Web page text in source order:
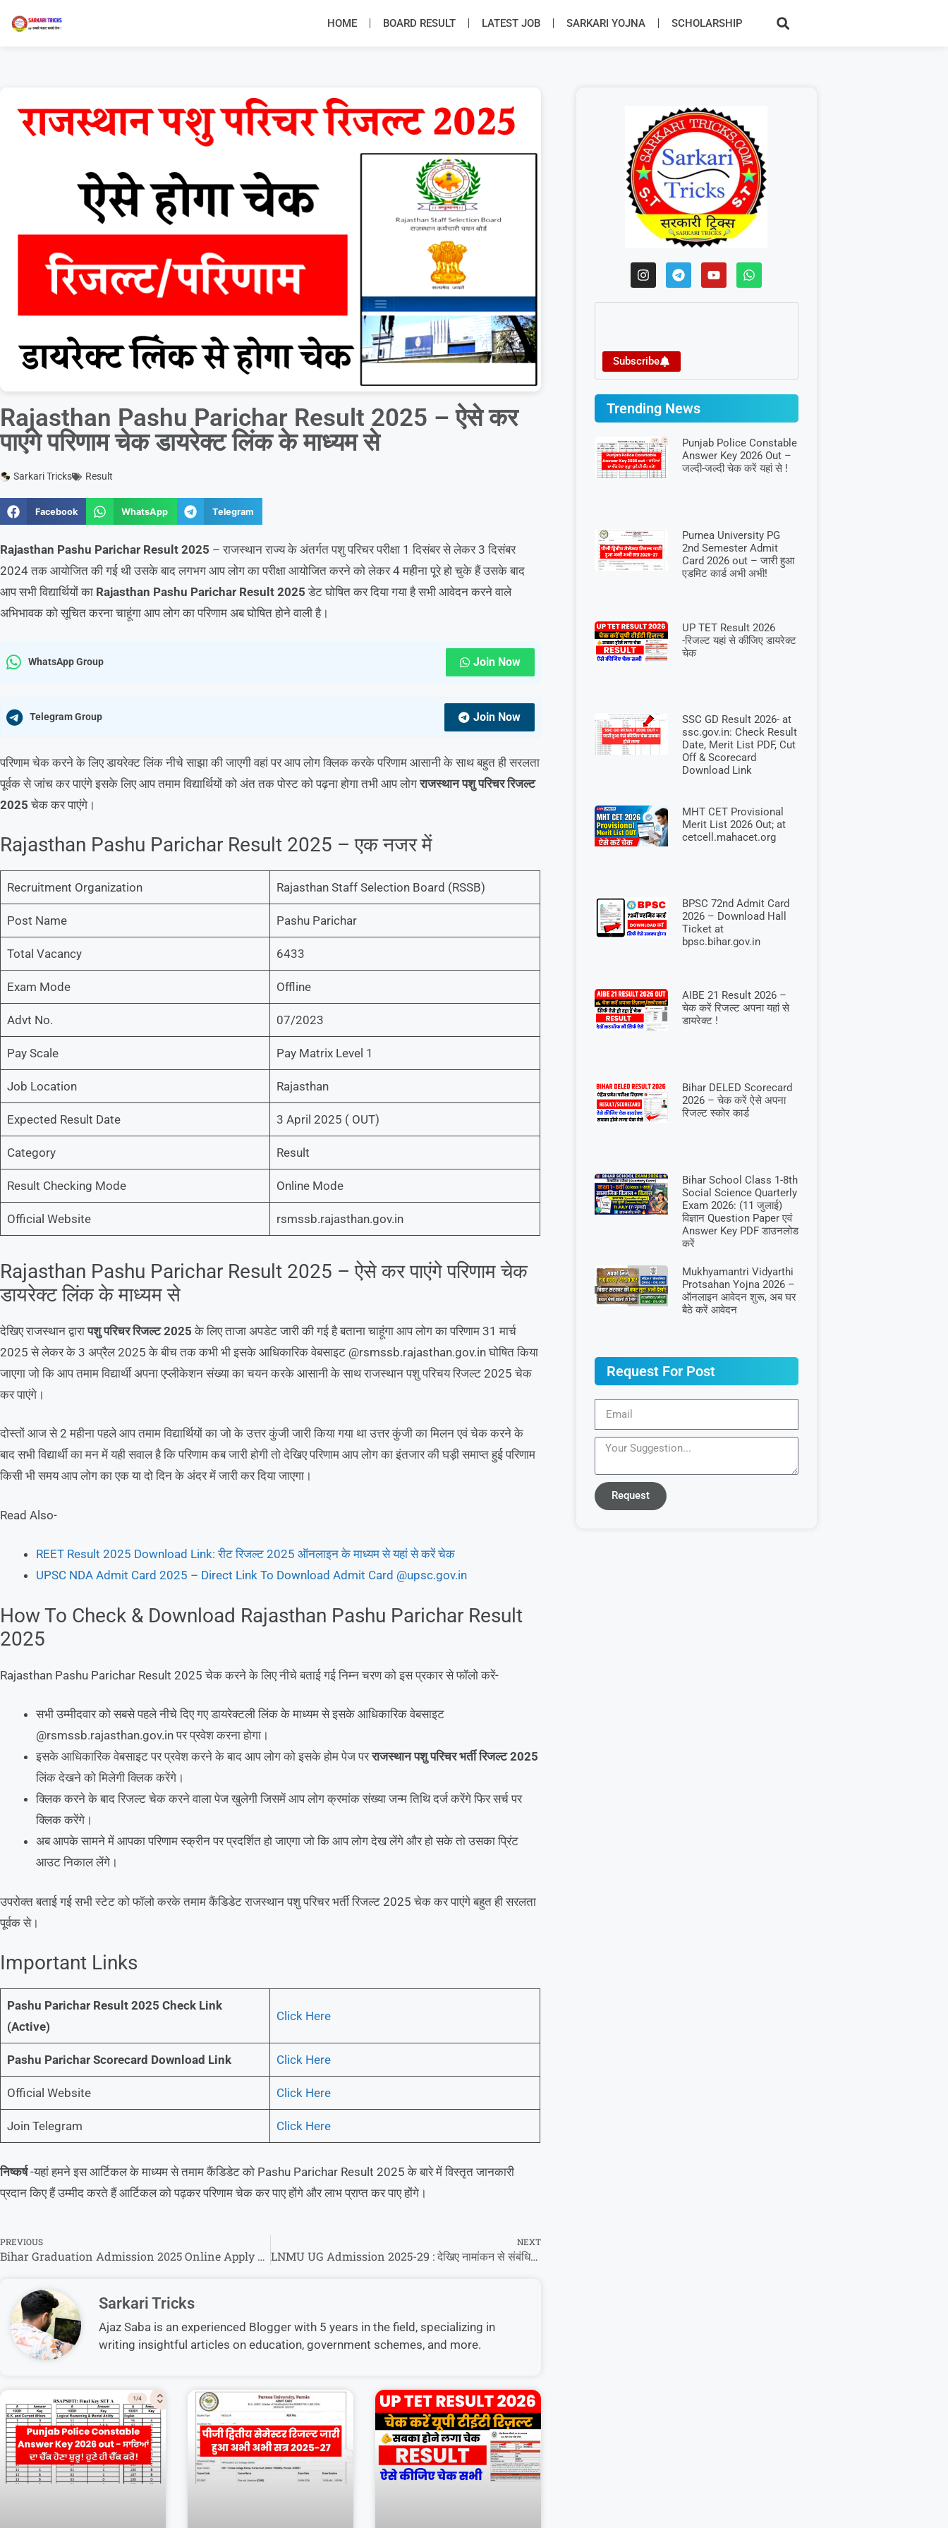
HOME BOARD RESULT LATEST JOB SARKARI YOJNA SCHOLARSHIP
Rajasthan Pashu Parichar Result 2025 – ऐसे कर
पाएंगे परिणाम चेक डायरेक्ट लिंक के माध्यम से
Sarkari Tricks Result
Facebook WhatsApp Telegram
Rajasthan Pashu Parichar Result 2025 – राजस्थान राज्य के अंतर्गत पशु परिचर परीक्षा 1 दिसंबर से लेकर 3 दिसंबर
2024 तक आयोजित की गई थी उसके बाद लगभग आप लोग का परीक्षा आयोजित करने को लेकर 4 महीना पूरे हो चुके हैं उसके बाद
आप सभी विद्यार्थियों का Rajasthan Pashu Parichar Result 2025 डेट घोषित कर दिया गया है सभी आवेदन करने वाले
अभिभावक को सूचित करना चाहूंगा आप लोग का परिणाम अब घोषित होने वाली है।
WhatsApp Group Join Now
Telegram Group Join Now
परिणाम चेक करने के लिए डायरेक्ट लिंक नीचे साझा की जाएगी वहां पर आप लोग क्लिक करके परिणाम आसानी के साथ बहुत ही सरलता
पूर्वक से जांच कर पाएंगे इसके लिए आप तमाम विद्यार्थियों को अंत तक पोस्ट को पढ़ना होगा तभी आप लोगराजस्थान पशु परिचर रिजल्ट
2025 चेक कर पाएंगे।
Rajasthan Pashu Parichar Result 2025 – एक नजर में
Recruitment Organization Rajasthan Staff Selection Board (RSSB)
Post Name Pashu Parichar
Total Vacancy 6433
Exam Mode Offline
Advt No. 07/2023
Pay Scale Pay Matrix Level 1
Job Location Rajasthan
Expected Result Date 3 April 2025 ( OUT)
Category Result
Result Checking Mode Online Mode
Official Website rsmssb.rajasthan.gov.in
Rajasthan Pashu Parichar Result 2025 – ऐसे कर पाएंगे परिणाम चेक
डायरेक्ट लिंक के माध्यम से
देखिए राजस्थान द्वारापशु परिचर रिजल्ट 2025 के लिए ताजा अपडेट जारी की गई है बताना चाहूंगा आप लोग का परिणाम 31 मार्च
2025 से लेकर के 3 अप्रैल 2025 के बीच तक कभी भी इसके आधिकारिक वेबसाइट @rsmssb.rajasthan.gov.in घोषित किया
जाएगा जो कि आप तमाम विद्यार्थी अपना एप्लीकेशन संख्या का चयन करके आसानी के साथ राजस्थान पशु परिचय रिजल्ट 2025 चेक
कर पाएंगे।
दोस्तों आज से 2 महीना पहले आप तमाम विद्यार्थियों का जो के उत्तर कुंजी जारी किया गया था उत्तर कुंजी का मिलन एवं चेक करने के
बाद सभी विद्यार्थी का मन में यही सवाल है कि परिणाम कब जारी होगी तो देखिए परिणाम आप लोग का इंतजार की घड़ी समाप्त हुई परिणाम
किसी भी समय आप लोग का एक या दो दिन के अंदर में जारी कर दिया जाएगा।
Read Also-
REET Result 2025 Download Link: रीट रिजल्ट 2025 ऑनलाइन के माध्यम से यहां से करें चेक
UPSC NDA Admit Card 2025 – Direct Link To Download Admit Card @upsc.gov.in
How To Check & Download Rajasthan Pashu Parichar Result
2025
Rajasthan Pashu Parichar Result 2025 चेक करने के लिए नीचे बताई गई निम्न चरण को इस प्रकार से फॉलो करें-
सभी उम्मीदवार को सबसे पहले नीचे दिए गए डायरेक्टली लिंक के माध्यम से इसके आधिकारिक वेबसाइट
@rsmssb.rajasthan.gov.in पर प्रवेश करना होगा।
इसके आधिकारिक वेबसाइट पर प्रवेश करने के बाद आप लोग को इसके होम पेज परराजस्थान पशु परिचर भर्ती रिजल्ट 2025
लिंक देखने को मिलेगी क्लिक करेंगे।
क्लिक करने के बाद रिजल्ट चेक करने वाला पेज खुलेगी जिसमें आप लोग क्रमांक संख्या जन्म तिथि दर्ज करेंगे फिर सर्च पर
क्लिक करेंगे।
अब आपके सामने में आपका परिणाम स्क्रीन पर प्रदर्शित हो जाएगा जो कि आप लोग देख लेंगे और हो सके तो उसका प्रिंट
आउट निकाल लेंगे।
उपरोक्त बताई गई सभी स्टेट को फॉलो करके तमाम कैंडिडेट राजस्थान पशु परिचर भर्ती रिजल्ट 2025 चेक कर पाएंगे बहुत ही सरलता
पूर्वक से।
Important Links
Pashu Parichar Result 2025 Check Link
(Active)
Click Here
Pashu Parichar Scorecard Download Link Click Here
Official Website Click Here
Join Telegram Click Here
निष्कर्ष-यहां हमने इस आर्टिकल के माध्यम से तमाम कैंडिडेट को Pashu Parichar Result 2025 के बारे में विस्तृत जानकारी
प्रदान किए हैं उम्मीद करते हैं आर्टिकल को पढ़कर परिणाम चेक कर पाए होंगे और लाभ प्राप्त कर पाए होंगे।
PREVIOUS
Bihar Graduation Admission 2025 Online Apply – बीए बीएससी, बीकॉम नामांकन के लिए संपूर्ण जानकारी।
NEXT
LNMU UG Admission 2025-29 : देखिए नामांकन से संबंधित विस्तृत जानकारी यहां पर सटीक भाषा में-
Sarkari Tricks
Ajaz Saba is an experienced Blogger with 5 years in the field, specializing in
writing insightful articles on education, government schemes, and more.
Subscribe
Trending News
Punjab Police Constable
Answer Key 2026 Out –
जल्दी-जल्दी चेक करें यहां से !
Purnea University PG
2nd Semester Admit
Card 2026 out – जारी हुआ
एडमिट कार्ड अभी अभी!
UP TET Result 2026
-रिजल्ट यहां से कीजिए डायरेक्ट
चेक
SSC GD Result 2026- at
ssc.gov.in: Check Result
Date, Merit List PDF, Cut
Off & Scorecard
Download Link
MHT CET Provisional
Merit List 2026 Out; at
cetcell.mahacet.org
BPSC 72nd Admit Card
2026 – Download Hall
Ticket at
bpsc.bihar.gov.in
AIBE 21 Result 2026 –
चेक करें रिजल्ट अपना यहां से
डायरेक्ट !
Bihar DELED Scorecard
2026 – चेक करें ऐसे अपना
रिजल्ट स्कोर कार्ड
Bihar School Class 1-8th
Social Science Quarterly
Exam 2026: (11 जुलाई)
विज्ञान Question Paper एवं
Answer Key PDF डाउनलोड
करें
Mukhyamantri Vidyarthi
Protsahan Yojna 2026 –
ऑनलाइन आवेदन शुरू, अब घर
बैठे करें आवेदन
Request For Post
Request